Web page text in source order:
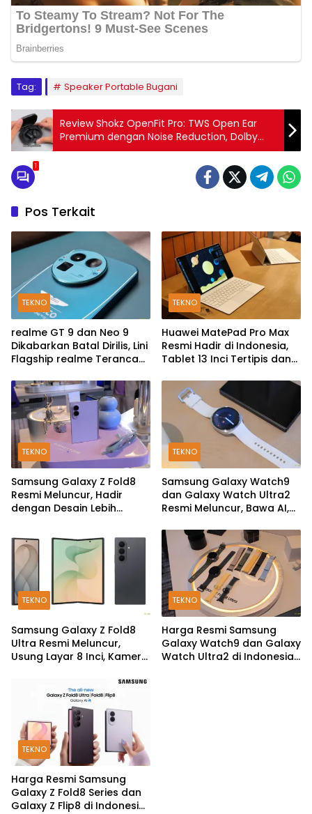
Tag: Speaker Portable Bugani
Review Shokz OpenFit Pro: TWS Open Ear
Premium dengan Noise Reduction, Dolby
Atmos, dan Baterai hingga 50 Jam
1
Pos Terkait
TEKNO
realme GT 9 dan Neo 9
Dikabarkan Batal Dirilis, Lini
Flagship realme Terancam
TEKNO
Huawei MatePad Pro Max
Resmi Hadir di Indonesia,
Tablet 13 Inci Tertipis dan
TEKNO
Samsung Galaxy Z Fold8
Resmi Meluncur, Hadir
dengan Desain Lebih
TEKNO
Samsung Galaxy Watch9
dan Galaxy Watch Ultra2
Resmi Meluncur, Bawa AI,
dan Fitur Kesehatan Baru
TEKNO
Samsung Galaxy Z Fold8
Ultra Resmi Meluncur,
Usung Layar 8 Inci, Kamera
TEKNO
Harga Resmi Samsung
Galaxy Watch9 dan Galaxy
Watch Ultra2 di Indonesia,
TEKNO
Harga Resmi Samsung
Galaxy Z Fold8 Series dan
Galaxy Z Flip8 di Indonesia,